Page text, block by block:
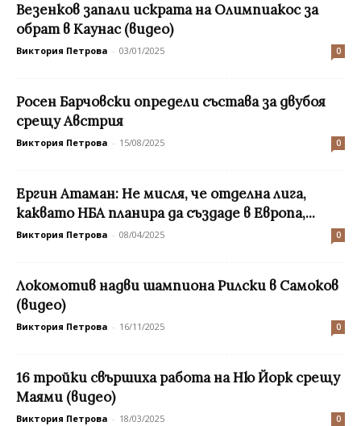
Везенков запали искрата на Олимпиакос за
обрат в Каунас (видео)
Виктория Петрова - 03/01/2025 0
Росен Барчовски определи състава за двубоя
срещу Австрия
Виктория Петрова - 15/08/2025 0
Eргин Атаман: Не мисля, че отделна лига,
каквато НБА планира да създаде в Европа,...
Виктория Петрова - 08/04/2025 0
Локомотив надви шампиона Рилски в Самоков
(видео)
Виктория Петрова - 16/11/2025 0
16 тройки свършиха работа на Ню Йорк срещу
Маями (видео)
Виктория Петрова - 18/03/2025 0